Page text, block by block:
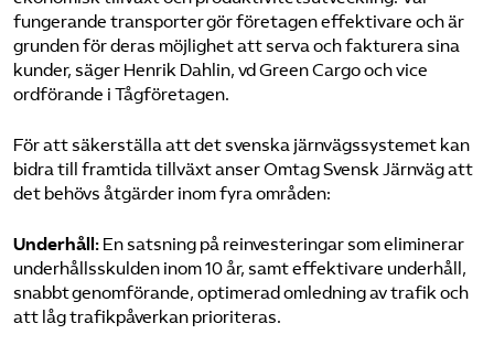
fungerande transporter gör företagen effektivare och är
grunden för deras möjlighet att serva och fakturera sina
kunder, säger Henrik Dahlin, vd Green Cargo och vice
ordförande i Tågföretagen.
För att säkerställa att det svenska järnvägssystemet kan
bidra till framtida tillväxt anser Omtag Svensk Järnväg att
det behövs åtgärder inom fyra områden:
Underhåll: En satsning på reinvesteringar som eliminerar
underhållsskulden inom 10 år, samt effektivare underhåll,
snabbt genomförande, optimerad omledning av trafik och
att låg trafikpåverkan prioriteras.